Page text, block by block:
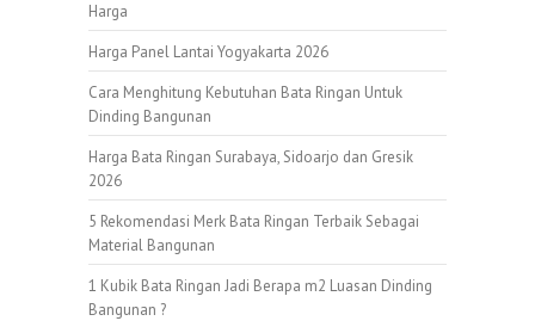
Harga
Harga Panel Lantai Yogyakarta 2026
Cara Menghitung Kebutuhan Bata Ringan Untuk
Dinding Bangunan
Harga Bata Ringan Surabaya, Sidoarjo dan Gresik
2026
5 Rekomendasi Merk Bata Ringan Terbaik Sebagai
Material Bangunan
1 Kubik Bata Ringan Jadi Berapa m2 Luasan Dinding
Bangunan ?